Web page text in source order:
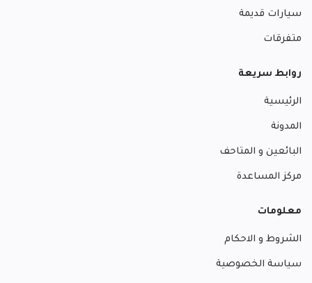
سيارات قديمة
متفرقات
روابط سريعة
الرئيسية
المدونة
البائعين و المتاحف
مركز المساعدة
معلومات
الشروط و الاحكام
سياسة الخصوصية